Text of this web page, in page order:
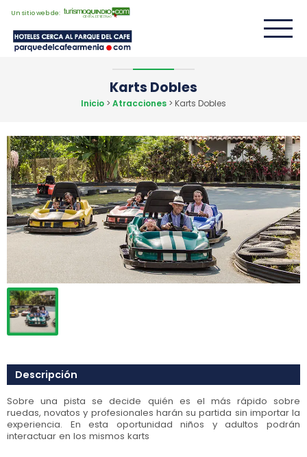
Un sitio web de:
Karts Dobles
Inicio > Atracciones > Karts Dobles
Descripción
Sobre una pista se decide quién es el más rápido sobre
ruedas, novatos y profesionales harán su partida sin importar la
experiencia. En esta oportunidad niños y adultos podrán
interactuar en los mismos karts